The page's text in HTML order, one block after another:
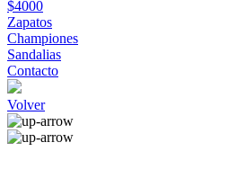
$4000
Zapatos
Championes
Sandalias
Contacto
Volver